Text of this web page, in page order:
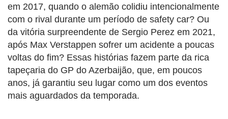
em 2017, quando o alemão colidiu intencionalmente
com o rival durante um período de safety car? Ou
da vitória surpreendente de Sergio Perez em 2021,
após Max Verstappen sofrer um acidente a poucas
voltas do fim? Essas histórias fazem parte da rica
tapeçaria do GP do Azerbaijão, que, em poucos
anos, já garantiu seu lugar como um dos eventos
mais aguardados da temporada.